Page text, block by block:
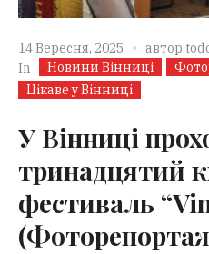
14 Вересня, 2025 автор
In
Новини Вінниці
Цікаве у Вінниці
У Вінниці
тринадцятий
фестиваль